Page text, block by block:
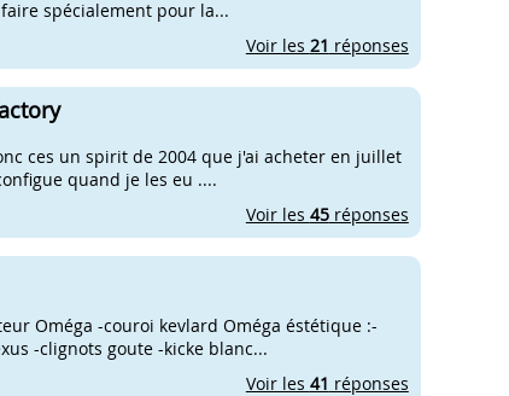
spécialement pour la...
Voir les 21 réponses
ces un spirit de 2004 que j'ai acheter en juillet
quand je les eu ....
Voir les 45réponses
Oméga -couroi kevlard Oméga éstétique :-
-clignots goute -kicke blanc...
Voir les 41 réponses